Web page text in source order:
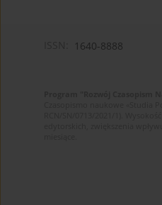
1640-8888